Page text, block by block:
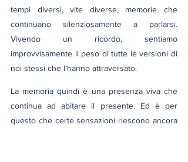
tempi diversi, vite diverse, memorie che
continuano silenziosamente a parlarsi.
Vivendo un ricordo, sentiamo
improvvisamente il peso di tutte le versioni di
noi stessi che l’hanno attraversato.
La memoria quindi è una presenza viva che
continua ad abitare il presente. Ed è per
questo che certe sensazioni riescono ancora